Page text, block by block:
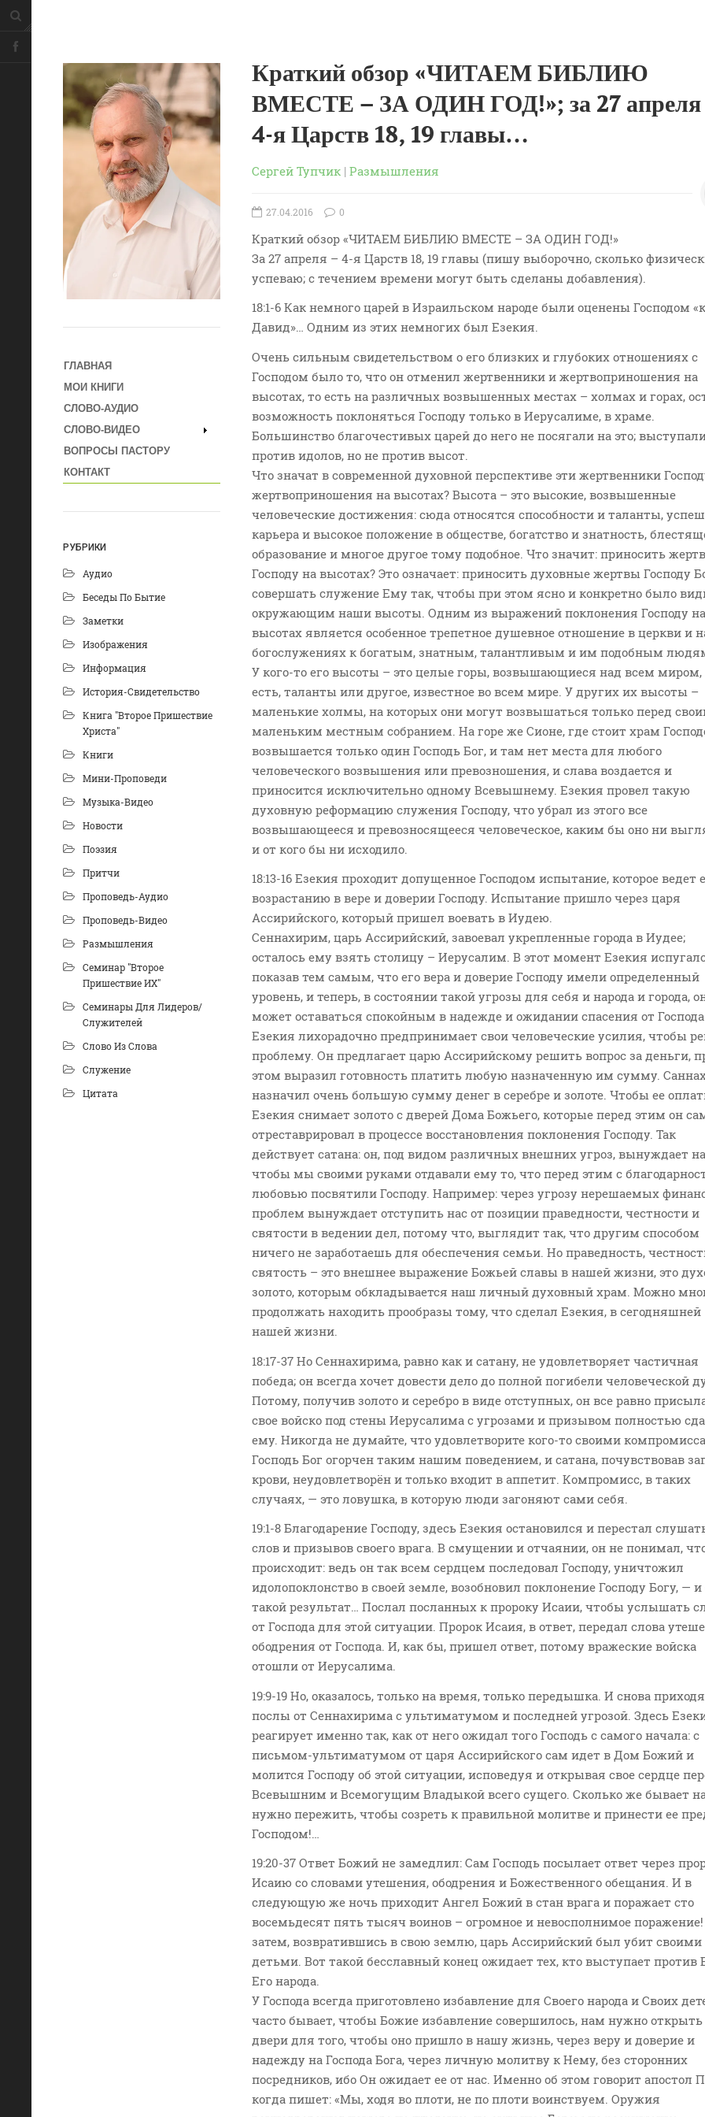
ГЛАВНАЯ
МОИ КНИГИ
СЛОВО-АУДИО
СЛОВО-ВИДЕО
ВОПРОСЫ ПАСТОРУ
КОНТАКТ
РУБРИКИ
Аудио
Беседы По Бытие
Заметки
Изображения
Информация
История-Свидетельство
Книга "Второе Пришествие
Христа"
Книги
Мини-Проповеди
Музыка-Видео
Новости
Поэзия
Притчи
Проповедь-Аудио
Проповедь-Видео
Размышления
Семинар "Второе
Пришествие ИХ"
Семинары Для Лидеров/
Служителей
Слово Из Слова
Служение
Цитата
Краткий обзор «ЧИТАЕМ БИБЛИЮ
ВМЕСТЕ – ЗА ОДИН ГОД!»; за 27 апреля
4-я Царств 18, 19 главы…
Сергей Тупчик | Размышления
27.04.2016 0
Краткий обзор «ЧИТАЕМ БИБЛИЮ ВМЕСТЕ – ЗА ОДИН ГОД!»
За 27 апреля – 4-я Царств 18, 19 главы (пишу выборочно, сколько
успеваю; с течением времени могут быть сделаны добавления).
18:1-6 Как немного царей в Израильском народе были оценены Господом
Давид»… Одним из этих немногих был Езекия.
Очень сильным свидетельством о его близких и глубоких отношениях с
Господом было то, что он отменил жертвенники и жертвоприношения на
высотах, то есть на различных возвышенных местах – холмах и горах,
возможность поклоняться Господу только в Иерусалиме, в храме.
Большинство благочестивых царей до него не посягали на это;
против идолов, но не против высот.
Что значат в современной духовной перспективе эти жертвенники
жертвоприношения на высотах? Высота – это высокие, возвышенные
человеческие достижения: сюда относятся способности и таланты,
карьера и высокое положение в обществе, богатство и знатность,
образование и многое другое тому подобное. Что значит: приносить
Господу на высотах? Это означает: приносить духовные жертвы Господу
совершать служение Ему так, чтобы при этом ясно и конкретно было
окружающим наши высоты. Одним из выражений поклонения Господу на
высотах является особенное трепетное душевное отношение в церкви и
богослужениях к богатым, знатным, талантливым и им подобным
У кого-то его высоты – это целые горы, возвышающиеся над всем миром,
есть, таланты или другое, известное во всем мире. У других их высоты –
маленькие холмы, на которых они могут возвышаться только перед
маленьким местным собранием. На горе же Сионе, где стоит храм
возвышается только один Господь Бог, и там нет места для любого
человеческого возвышения или превозношения, и слава воздается и
приносится исключительно одному Всевышнему. Езекия провел такую
духовную реформацию служения Господу, что убрал из этого все
возвышающееся и превозносящееся человеческое, каким бы оно ни
и от кого бы ни исходило.
18:13-16 Езекия проходит допущенное Господом испытание, которое ведет
возрастанию в вере и доверии Господу. Испытание пришло через царя
Ассирийского, который пришел воевать в Иудею.
Сеннахирим, царь Ассирийский, завоевал укрепленные города в Иудее;
осталось ему взять столицу – Иерусалим. В этот момент Езекия
показав тем самым, что его вера и доверие Господу имели определенный
уровень, и теперь, в состоянии такой угрозы для себя и народа и города,
может оставаться спокойным в надежде и ожидании спасения от
Езекия лихорадочно предпринимает свои человеческие усилия, чтобы
проблему. Он предлагает царю Ассирийскому решить вопрос за деньги,
этом выразил готовность платить любую назначенную им сумму.
назначил очень большую сумму денег в серебре и золоте. Чтобы ее
Езекия снимает золото с дверей Дома Божьего, которые перед этим он
отреставрировал в процессе восстановления поклонения Господу. Так
действует сатана: он, под видом различных внешних угроз, вынуждает
чтобы мы своими руками отдавали ему то, что перед этим с
любовью посвятили Господу. Например: через угрозу нерешаемых
проблем вынуждает отступить нас от позиции праведности, честности и
святости в ведении дел, потому что, выглядит так, что другим способом
ничего не заработаешь для обеспечения семьи. Но праведность,
святость – это внешнее выражение Божьей славы в нашей жизни, это
золото, которым обкладывается наш личный духовный храм. Можно
продолжать находить прообразы тому, что сделал Езекия, в сегодняшней
нашей жизни.
18:17-37 Но Сеннахирима, равно как и сатану, не удовлетворяет частичная
победа; он всегда хочет довести дело до полной погибели человеческой
Потому, получив золото и серебро в виде отступных, он все равно
свое войско под стены Иерусалима с угрозами и призывом полностью
ему. Никогда не думайте, что удовлетворите кого-то своими
Господь Бог огорчен таким нашим поведением, и сатана, почувствовав
крови, неудовлетворён и только входит в аппетит. Компромисс, в таких
случаях, — это ловушка, в которую люди загоняют сами себя.
19:1-8 Благодарение Господу, здесь Езекия остановился и перестал
слов и призывов своего врага. В смущении и отчаянии, он не понимал,
происходит: ведь он так всем сердцем последовал Господу, уничтожил
идолопоклонство в своей земле, возобновил поклонение Господу Богу, — и
такой результат… Послал посланных к пророку Исаии, чтобы услышать
от Господа для этой ситуации. Пророк Исаия, в ответ, передал слова
ободрения от Господа. И, как бы, пришел ответ, потому вражеские войска
отошли от Иерусалима.
19:9-19 Но, оказалось, только на время, только передышка. И снова
послы от Сеннахирима с ультиматумом и последней угрозой. Здесь
реагирует именно так, как от него ожидал того Господь с самого начала: с
письмом-ультиматумом от царя Ассирийского сам идет в Дом Божий и
молится Господу об этой ситуации, исповедуя и открывая свое сердце
Всевышним и Всемогущим Владыкой всего сущего. Сколько же бывает
нужно пережить, чтобы созреть к правильной молитве и принести ее
Господом!…
19:20-37 Ответ Божий не замедлил: Сам Господь посылает ответ через
Исаию со словами утешения, ободрения и Божественного обещания. И в
следующую же ночь приходит Ангел Божий в стан врага и поражает сто
восемьдесят пять тысяч воинов – огромное и невосполнимое
затем, возвратившись в свою землю, царь Ассирийский был убит
детьми. Вот такой бесславный конец ожидает тех, кто выступает против
Его народа.
У Господа всегда приготовлено избавление для Своего народа и Своих
часто бывает, чтобы Божие избавление совершилось, нам нужно открыть
двери для того, чтобы оно пришло в нашу жизнь, через веру и доверие и
надежду на Господа Бога, через личную молитву к Нему, без сторонних
посредников, ибо Он ожидает ее от нас. Именно об этом говорит апостол
когда пишет: «Мы, ходя во плоти, не по плоти воинствуем. Оружия